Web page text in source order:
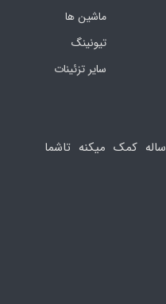
ماشین ها
تیونینگ
سایر تزئینات
مجموعه مهدی اسپرت باسابقه 10 ساله کمک میکنه تاشما